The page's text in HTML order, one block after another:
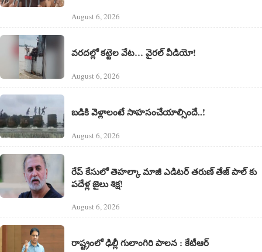
August 6, 2026
వరదల్లో కట్టెల వేట… వైరల్ వీడియో!
August 6, 2026
బడికి వెళ్లాలంటే సాహసంచేయాల్సిందే..!
August 6, 2026
రేప్ కేసులో తెహల్కా మాజీ ఎడిటర్ తరుణ్ తేజ్ పాల్ కు
పదేళ్ల జైలు శిక్ష!
August 6, 2026
రాష్ట్రంలో ఢిల్లీ గులాంగిరి పాలన : కేటీఆర్